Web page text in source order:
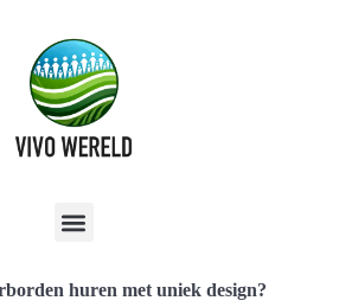
huren met uniek design?